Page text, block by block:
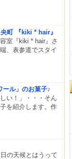
町 『kiki * hair』
室『kiki * hair』さ
、表参道でスタイ
ル」のお菓子♪
い！」・・・そん
を紹介します。作
の天候とはうって